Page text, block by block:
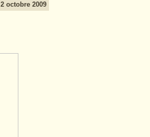
2 octobre 2009